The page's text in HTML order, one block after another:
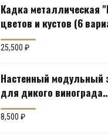
Кадка металлическая
цветов и кустов (6
25,500₽
Настенный модульный
для дикого винограда
"Коллекция Соты"
8,500₽